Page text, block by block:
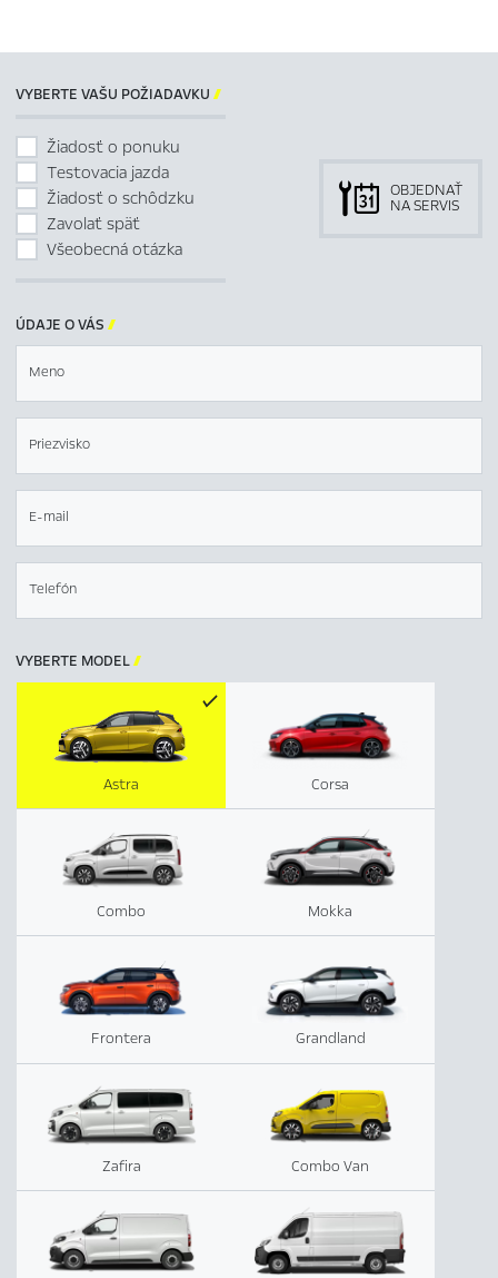
VYBERTE VAŠU POŽIADAVKU 
Žiadosť o ponuku
Testovacia jazda
Žiadosť o schôdzku
Zavolať späť
Všeobecná otázka
OBJEDNAŤ
NA SERVIS
ÚDAJE O VÁS 
Meno
Priezvisko
E-mail
Telefón
VYBERTE MODEL
Corsa
Combo
Astra
Mokka
Frontera Grandland
Zafira Combo Van